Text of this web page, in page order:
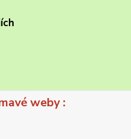
weby :